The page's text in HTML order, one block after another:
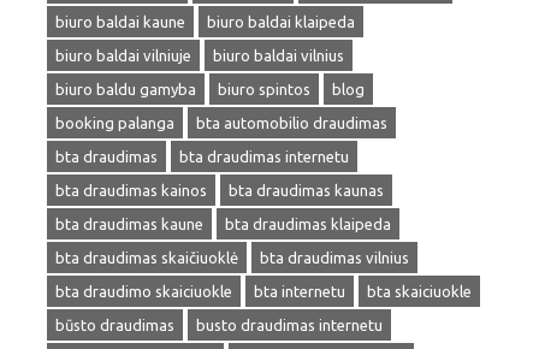
biuro baldai kaune
biuro baldai klaipeda
biuro baldai vilniuje
biuro baldai vilnius
biuro baldu gamyba
biuro spintos
blog
booking palanga
bta automobilio draudimas
bta draudimas
bta draudimas internetu
bta draudimas kainos
bta draudimas kaunas
bta draudimas kaune
bta draudimas klaipeda
bta draudimas skaičiuoklė
bta draudimas vilnius
bta draudimo skaiciuokle
bta internetu
bta skaiciuokle
būsto draudimas
busto draudimas internetu